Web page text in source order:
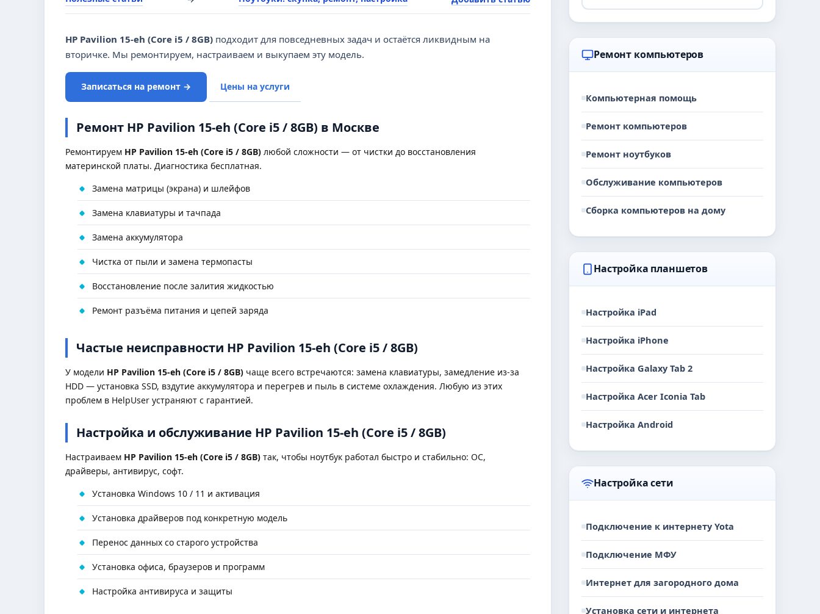
HP Pavilion 15-eh (Core i5 / 8GB) подходит для повседневных задач и остаётся ликвидным на
вторичке. Мы ремонтируем, настраиваем и выкупаем эту модель.
Записаться на ремонт → Цены на услуги
Ремонт HP Pavilion 15-eh (Core i5 / 8GB) в Москве
Ремонтируем HP Pavilion 15-eh (Core i5 / 8GB) любой сложности — от чистки до восстановления
материнской платы. Диагностика бесплатная.
Замена матрицы (экрана) и шлейфов
Замена клавиатуры и тачпада
Замена аккумулятора
Чистка от пыли и замена термопасты
Восстановление после залития жидкостью
Ремонт разъёма питания и цепей заряда
Частые неисправности HP Pavilion 15-eh (Core i5 / 8GB)
У модели HP Pavilion 15-eh (Core i5 / 8GB) чаще всего встречаются: замена клавиатуры, замедление из-за
HDD — установка SSD, вздутие аккумулятора и перегрев и пыль в системе охлаждения. Любую из этих
проблем в HelpUser устраняют с гарантией.
Настройка и обслуживание HP Pavilion 15-eh (Core i5 / 8GB)
Настраиваем HP Pavilion 15-eh (Core i5 / 8GB) так, чтобы ноутбук работал быстро и стабильно: ОС,
драйверы, антивирус, софт.
Установка Windows 10 / 11 и активация
Установка драйверов под конкретную модель
Перенос данных со старого устройства
Установка офиса, браузеров и программ
Настройка антивируса и защиты
Ремонт компьютеров
Компьютерная помощь
Ремонт компьютеров
Ремонт ноутбуков
Обслуживание компьютеров
Сборка компьютеров на дому
Настройка планшетов
Настройка iPad
Настройка iPhone
Настройка Galaxy Tab 2
Настройка Acer Iconia Tab
Настройка Android
Настройка сети
Подключение к интернету Yota
Подключение МФУ
Интернет для загородного дома
Установка сети и интернета